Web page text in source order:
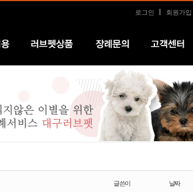
로그인 회원가입
러브펫상품 장례문의 커뮤니티
글쓴이 날짜